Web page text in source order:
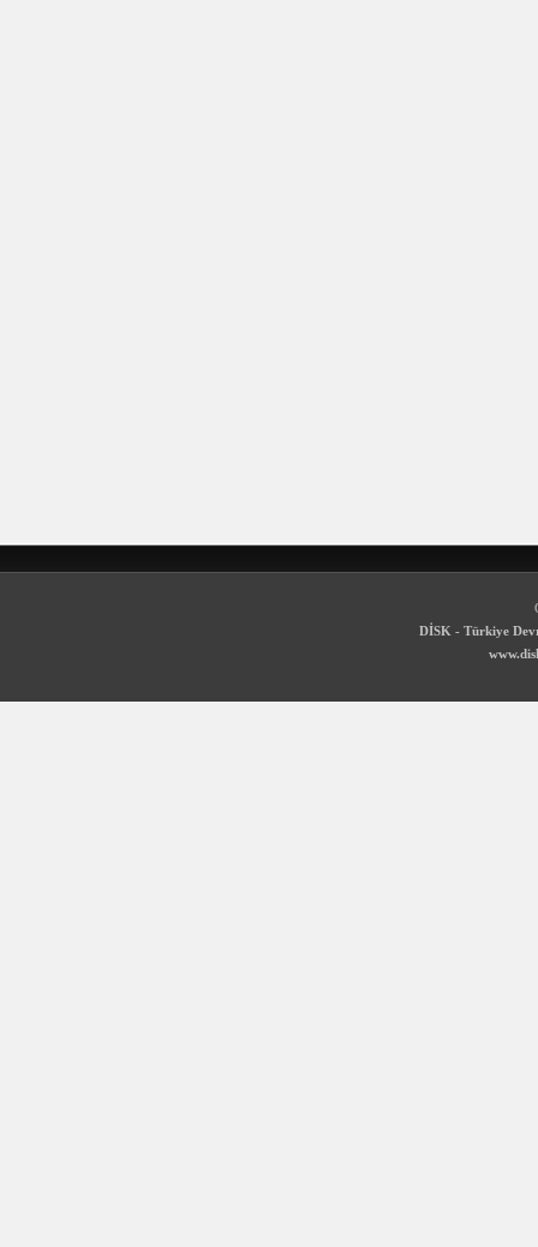
DİSK - Türkiye